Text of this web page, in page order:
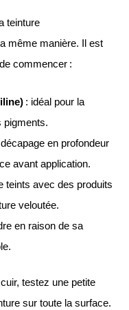
teinture
même manière. Il est
commencer :
: idéal pour la
pigments.
en profondeur
avant application.
teints avec des produits
veloutée.
en raison de sa
testez une petite
sur toute la surface.